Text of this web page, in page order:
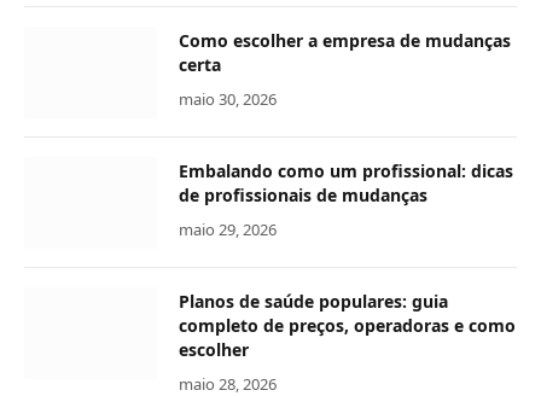
Como escolher a empresa de mudanças
certa
maio 30, 2026
Embalando como um profissional: dicas
de profissionais de mudanças
maio 29, 2026
Planos de saúde populares: guia
completo de preços, operadoras e como
escolher
maio 28, 2026